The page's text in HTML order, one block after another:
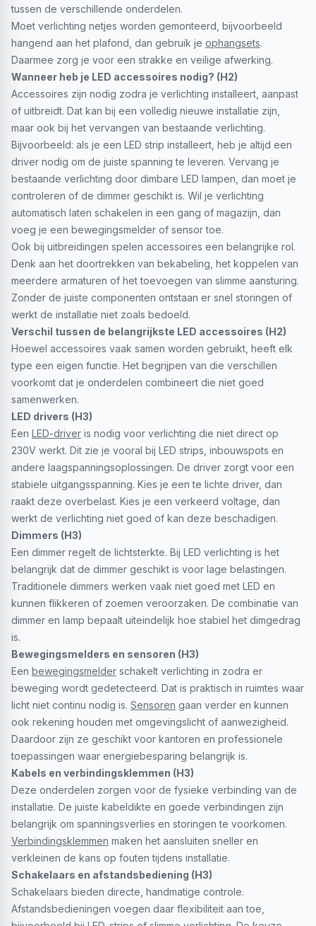
tussen de verschillende onderdelen.
Moet verlichting netjes worden gemonteerd, bijvoorbeeld
hangend aan het plafond, dan gebruik je ophangsets.
Daarmee zorg je voor een strakke en veilige afwerking.
Wanneer heb je LED accessoires nodig? (H2)
Accessoires zijn nodig zodra je verlichting installeert, aanpast
of uitbreidt. Dat kan bij een volledig nieuwe installatie zijn,
maar ook bij het vervangen van bestaande verlichting.
Bijvoorbeeld: als je een LED strip installeert, heb je altijd een
driver nodig om de juiste spanning te leveren. Vervang je
bestaande verlichting door dimbare LED lampen, dan moet je
controleren of de dimmer geschikt is. Wil je verlichting
automatisch laten schakelen in een gang of magazijn, dan
voeg je een bewegingsmelder of sensor toe.
Ook bij uitbreidingen spelen accessoires een belangrijke rol.
Denk aan het doortrekken van bekabeling, het koppelen van
meerdere armaturen of het toevoegen van slimme aansturing.
Zonder de juiste componenten ontstaan er snel storingen of
werkt de installatie niet zoals bedoeld.
Verschil tussen de belangrijkste LED accessoires (H2)
Hoewel accessoires vaak samen worden gebruikt, heeft elk
type een eigen functie. Het begrijpen van die verschillen
voorkomt dat je onderdelen combineert die niet goed
samenwerken.
LED drivers (H3)
Een LED-driver is nodig voor verlichting die niet direct op
230V werkt. Dit zie je vooral bij LED strips, inbouwspots en
andere laagspanningsoplossingen. De driver zorgt voor een
stabiele uitgangsspanning. Kies je een te lichte driver, dan
raakt deze overbelast. Kies je een verkeerd voltage, dan
werkt de verlichting niet goed of kan deze beschadigen.
Dimmers (H3)
Een dimmer regelt de lichtsterkte. Bij LED verlichting is het
belangrijk dat de dimmer geschikt is voor lage belastingen.
Traditionele dimmers werken vaak niet goed met LED en
kunnen flikkeren of zoemen veroorzaken. De combinatie van
dimmer en lamp bepaalt uiteindelijk hoe stabiel het dimgedrag
is.
Bewegingsmelders en sensoren (H3)
Een bewegingsmelder schakelt verlichting in zodra er
beweging wordt gedetecteerd. Dat is praktisch in ruimtes waar
licht niet continu nodig is. Sensoren gaan verder en kunnen
ook rekening houden met omgevingslicht of aanwezigheid.
Daardoor zijn ze geschikt voor kantoren en professionele
toepassingen waar energiebesparing belangrijk is.
Kabels en verbindingsklemmen (H3)
Deze onderdelen zorgen voor de fysieke verbinding van de
installatie. De juiste kabeldikte en goede verbindingen zijn
belangrijk om spanningsverlies en storingen te voorkomen.
Verbindingsklemmen maken het aansluiten sneller en
verkleinen de kans op fouten tijdens installatie.
Schakelaars en afstandsbediening (H3)
Schakelaars bieden directe, handmatige controle.
Afstandsbedieningen voegen daar flexibiliteit aan toe,